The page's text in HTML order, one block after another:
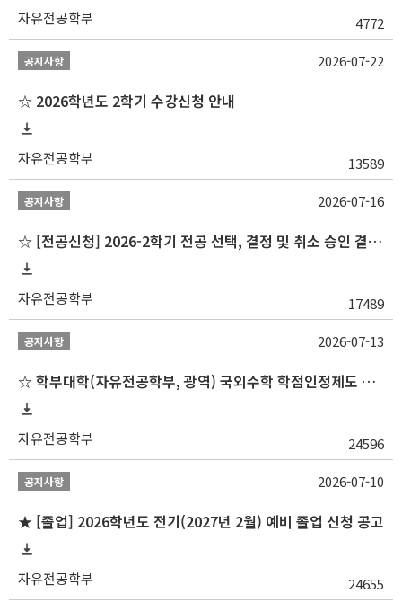
자유전공학부 4772
공지사항
☆ 2026학년도 2학기 수강신청 안내
자유전공학부 13589
2026-07-22
공지사항
☆ [전공신청] 2026-2학기 전공 선택, 결정 및 취소 승인 결과 알림(심화전공 포함)
자유전공학부 17489
2026-07-16
공지사항
☆ 학부대학(자유전공학부, 광역) 국외수학 학점인정제도 변경 안내(2027-1학기 파견학생부터)
자유전공학부 24596
2026-07-13
공지사항
★ [졸업] 2026학년도 전기(2027년 2월) 예비 졸업 신청 공고
자유전공학부 24655
2026-07-10